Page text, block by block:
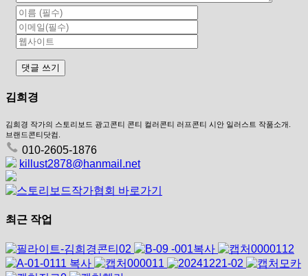
김희경
김희경 작가의 스토리보드 광고콘티 콘티 컬러콘티 러프콘티 시안 일러스트 작품소개.
브랜드콘티닷컴.
010-2605-1876
killust2878@hanmail.net
최근 작업